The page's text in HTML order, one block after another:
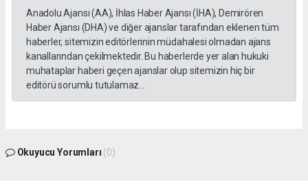
Anadolu Ajansı (AA), İhlas Haber Ajansı (İHA), Demirören
Haber Ajansı (DHA) ve diğer ajanslar tarafından eklenen tüm
haberler, sitemizin editörlerinin müdahalesi olmadan ajans
kanallarından çekilmektedir. Bu haberlerde yer alan hukuki
muhataplar haberi geçen ajanslar olup sitemizin hiç bir
editörü sorumlu tutulamaz...
Okuyucu Yorumları (0)